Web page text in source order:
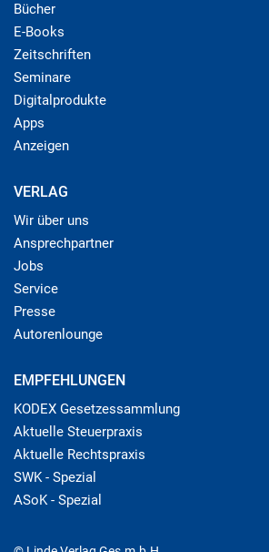
Bücher
E-Books
Zeitschriften
Seminare
Digitalprodukte
Apps
Anzeigen
VERLAG
Wir über uns
Ansprechpartner
Jobs
Service
Presse
Autorenlounge
EMPFEHLUNGEN
KODEX Gesetzessammlung
Aktuelle Steuerpraxis
Aktuelle Rechtspraxis
SWK - Spezial
ASoK - Spezial